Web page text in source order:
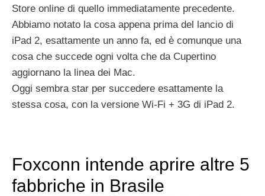
Store online di quello immediatamente precedente.
Abbiamo notato la cosa appena prima del lancio di
iPad 2, esattamente un anno fa, ed è comunque una
cosa che succede ogni volta che da Cupertino
aggiornano la linea dei Mac.
Oggi sembra star per succedere esattamente la
stessa cosa, con la versione Wi-Fi + 3G di iPad 2.
Foxconn intende aprire altre 5
fabbriche in Brasile